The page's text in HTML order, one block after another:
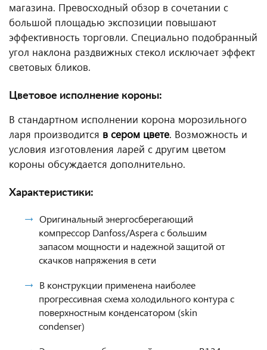
магазина. Превосходный обзор в сочетании с
большой площадью экспозиции повышают
эффективность торговли. Специально подобранный
угол наклона раздвижных стекол исключает эффект
световых бликов.
Цветовое исполнение короны:
В стандартном исполнении корона морозильного
ларя производится в сером цвете. Возможность и
условия изготовления ларей с другим цветом
короны обсуждается дополнительно.
Характеристики:
Оригинальный энергосберегающий
компрессор Danfoss/Aspera с большим
запасом мощности и надежной защитой от
скачков напряжения в сети
В конструкции применена наиболее
прогрессивная схема холодильного контура с
поверхностным конденсатором (skin
condenser)